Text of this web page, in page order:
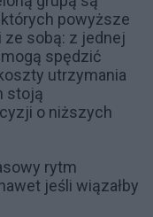
powyższe
sobą: z jednej
spędzić
utrzymania
stoją
o niższych
rytm
jeśli wiązałby